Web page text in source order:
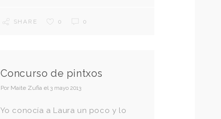
SHARE 0 0
Concurso de pintxos
Por Maite Zufia el3 mayo 2013
Yo conocía a Laura un poco y lo